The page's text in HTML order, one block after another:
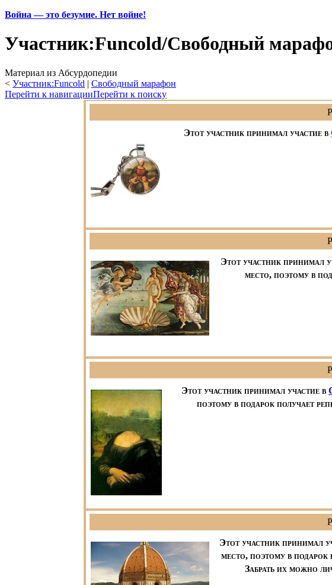
Война — это безумие. Нет войне!
Участник:Funcold/Свободный
Материал из Абсурдопедии
< Участник:Funcold ‎ | Свободный марафон
Перейти к навигацииПерейти к поиску
Этот участник принимал участие в
Этот участник принимал
место, поэтому в
Этот участник принимал участие в
поэтому в подарок получает
Этот участник принимал
место, поэтому в
Забрать их можно